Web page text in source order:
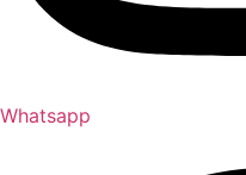
Whatsapp